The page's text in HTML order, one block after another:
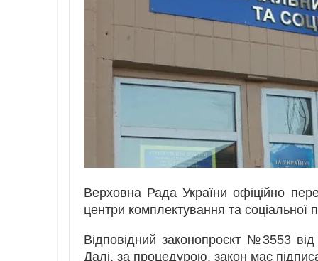
Верховна Рада України офіційно
центри комплектування та
Відповідний законопроєкт №3553
Далі, за процедурою, закон має